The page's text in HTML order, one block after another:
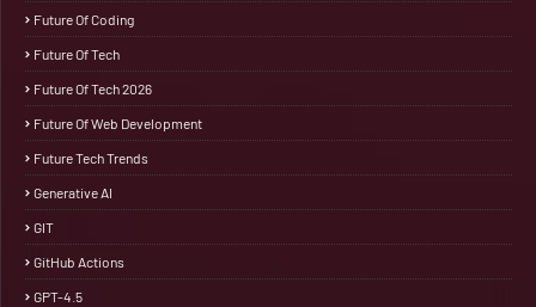
Future Of Coding
Future Of Tech
Future Of Tech 2026
Future Of Web Development
Future Tech Trends
Generative AI
GIT
GitHub Actions
GPT-4.5